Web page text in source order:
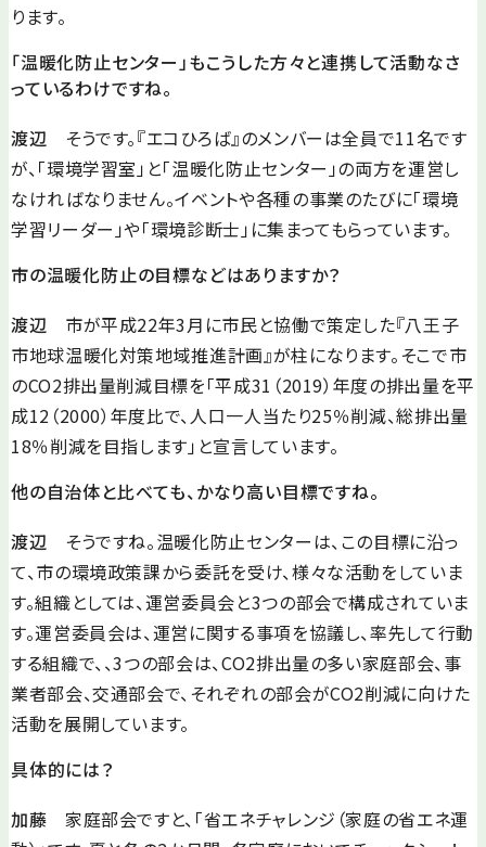
ります。
「温暖化防止センター」もこうした方々と連携して活動なさ
っているわけですね。
渡辺 そうです。『エコひろば』のメンバーは全員で11名です
が、「環境学習室」と「温暖化防止センター」の両方を運営し
なければなりません。イベントや各種の事業のたびに「環境
学習リーダー」や「環境診断士」に集まってもらっています。
市の温暖化防止の目標などはありますか？
渡辺 市が平成22年3月に市民と協働で策定した『八王子
市地球温暖化対策地域推進計画』が柱になります。そこで市
のCO2排出量削減目標を「平成31（2019）年度の排出量を平
成12（2000）年度比で、人口一人当たり25％削減、総排出量
18％削減を目指します」と宣言しています。
他の自治体と比べても、かなり高い目標ですね。
渡辺 そうですね。温暖化防止センターは、この目標に沿っ
て、市の環境政策課から委託を受け、様々な活動をしていま
す。組織としては、運営委員会と3つの部会で構成されていま
す。運営委員会は、運営に関する事項を協議し、率先して行動
する組織で、、3つの部会は、CO2排出量の多い家庭部会、事
業者部会、交通部会で、それぞれの部会がCO2削減に向けた
活動を展開しています。
具体的には？
加藤 家庭部会ですと、「省エネチャレンジ（家庭の省エネ運